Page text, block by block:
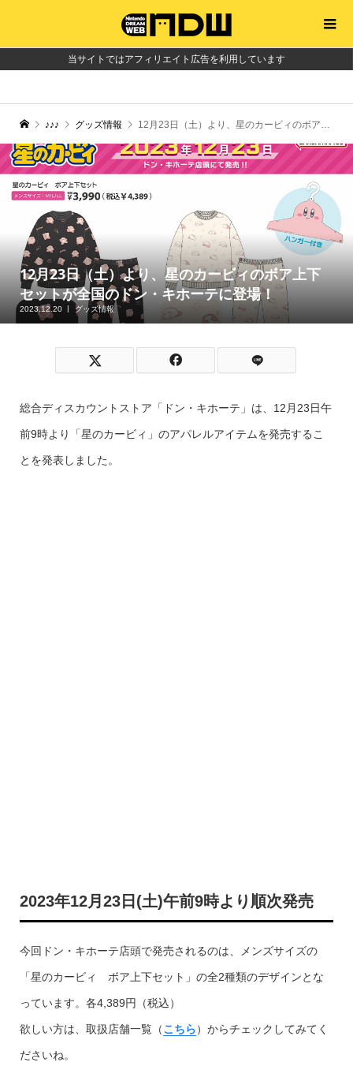
当サイトではアフィリエイト広告を利用しています
♪♪♪ グッズ情報 12月23日（土）より、星のカービィのボア上下セットが全国のドン・キホーテに登場！
12月23日（土）より、星のカービィのボア上下
セットが全国のドン・キホーテに登場！
2023.12.20 グッズ情報
総合ディスカウントストア「ドン・キホーテ」は、12月23日午
前9時より「星のカービィ」のアパレルアイテムを発売するこ
とを発表しました。
2023年12月23日(土)午前9時より順次発売
今回ドン・キホーテ店頭で発売されるのは、メンズサイズの
「星のカービィ ボア上下セット」の全2種類のデザインとな
っています。各4,389円（税込）
欲しい方は、取扱店舗一覧（こちら）からチェックしてみてく
ださいね。